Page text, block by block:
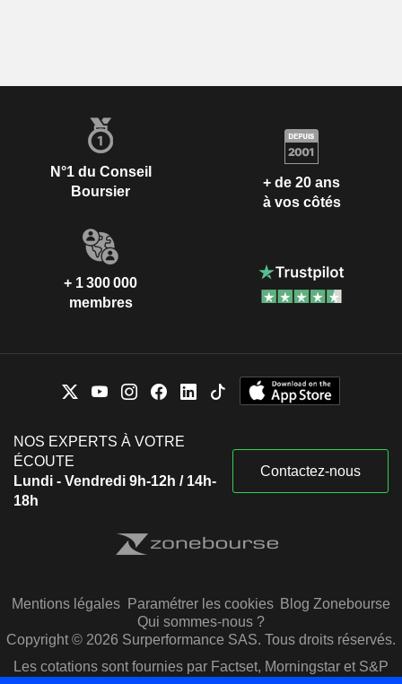
N°1 du Conseil
Boursier
+ de 20 ans
à vos côtés
+ 1 300 000
membres
NOS EXPERTS À VOTRE
ÉCOUTE
Lundi - Vendredi 9h-12h / 14h-
18h
Contactez-nous
Mentions légales Paramétrer les cookies Blog Zonebourse
Qui sommes-nous ?
Copyright © 2026 Surperformance SAS. Tous droits réservés.
Les cotations sont fournies par Factset, Morningstar et S&P